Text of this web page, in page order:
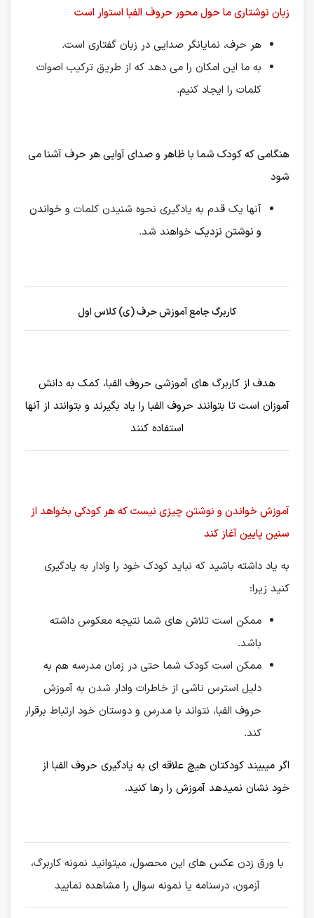
زبان نوشتاری ما حول محور حروف الفبا استوار است
هر حرف، نمایانگر صدایی در زبان گفتاری است.
به ما این امکان را می دهد که از طریق ترکیب اصوات
کلمات را ایجاد کنیم.
هنگامی که کودک شما با ظاهر و صدای آوایی هر حرف آشنا می
شود
آنها یک قدم به یادگیری نحوه شنیدن کلمات و خواندن
و نوشتن نزدیک خواهند شد.
کاربرگ جامع آموزش حرف (ی) کلاس اول
هدف از کاربرگ های آموزشی حروف الفبا، کمک به دانش
آموزان است تا بتوانند حروف الفبا را یاد بگیرند و بتوانند از آنها
استفاده کنند
آموزش خواندن و نوشتن چیزی نیست که هر کودکی بخواهد از
سنین پایین آغاز کند
به یاد داشته باشید که نباید کودک خود را وادار به یادگیری
کنید زیرا:
ممکن است تلاش های شما نتیجه معکوس داشته
باشد.
ممکن است کودک شما حتی در زمان مدرسه هم به
دلیل استرس ناشی از خاطرات وادار شدن به آموزش
حروف الفبا، نتواند با مدرس و دوستان خود ارتباط برقرار
کند.
اگر میبیند کودکتان هیچ علاقه ای به یادگیری حروف الفبا از
خود نشان نمیدهد آموزش را رها کنید.
با ورق زدن عکس های این محصول، میتوانید نمونه کاربرگ،
آزمون، درسنامه یا نمونه سوال را مشاهده نمایید